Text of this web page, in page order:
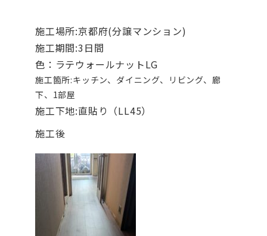
施工場所:京都府(分譲マンション)
施工期間:3日間
色：ラテウォールナットLG
施工箇所:キッチン、ダイニング、リビング、廊
下、1部屋
施工下地:直貼り（LL45）
施工後